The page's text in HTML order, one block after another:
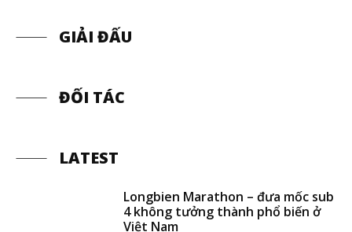
GIẢI ĐẤU
ĐỐI TÁC
LATEST
Longbien Marathon – đưa mốc sub
4 không tưởng thành phổ biến ở
Việt Nam